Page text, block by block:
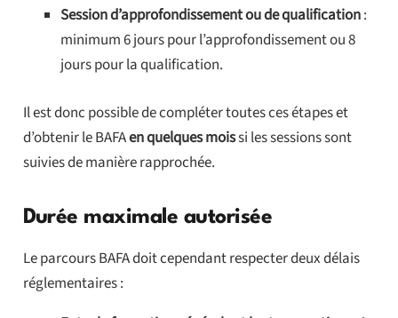
Session d’approfondissement ou de qualification:
minimum 6 jours pour l’approfondissement ou 8
jours pour la qualification.
Il est donc possible de compléter toutes ces étapes et
d’obtenir le BAFAen quelques moissi les sessions sont
suivies de manière rapprochée.
Durée maximale autorisée
Le parcours BAFA doit cependant respecter deux délais
réglementaires :